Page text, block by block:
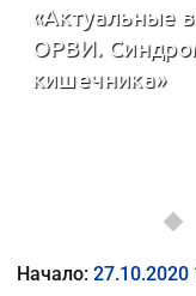
«Актуальные
ОРВИ.
кишечника»
Начало: 27.10.2020